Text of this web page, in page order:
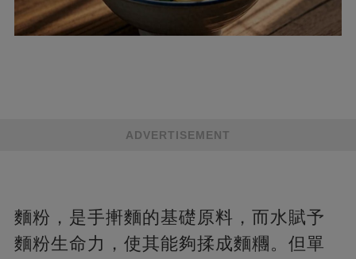
ADVERTISEMENT
麵粉，是手搟麵的基礎原料，而水賦予
麵粉生命力，使其能夠揉成麵糰。但單